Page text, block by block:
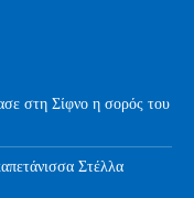
στη Σίφνο η σορός του
Στέλλα